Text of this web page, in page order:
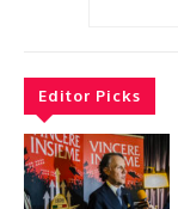
Editor Picks